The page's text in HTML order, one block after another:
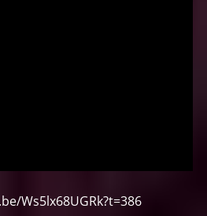
Ws5lx68UGRk?t=386